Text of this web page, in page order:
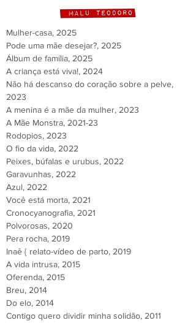
Mulher-casa, 2025
Pode uma mãe desejar?, 2025
Álbum de família, 2025
A criança está viva!, 2024
Não há descanso do coração sobre a pelve,
2023
A menina é a mãe da mulher, 2023
A Mãe Monstra, 2021-23
Rodopios, 2023
O fio da vida, 2022
Peixes, búfalas e urubus, 2022
Garavunhas, 2022
Azul, 2022
Você está morta, 2021
Cronocyanografia, 2021
Polvorosas, 2020
Pera rocha, 2019
Inaê { relato-vídeo de parto, 2019
A vida intrusa, 2015
Oferenda, 2015
Breu, 2014
Do elo, 2014
Contigo quero dividir minha solidão, 2011